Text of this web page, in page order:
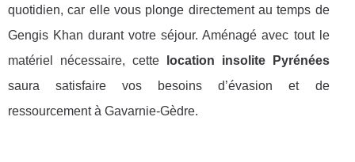
quotidien, car elle vous plonge directement au temps de
Gengis Khan durant votre séjour. Aménagé avec tout le
matériel nécessaire, cette
location insolite Pyrénées
saura satisfaire vos besoins d’évasion et de
ressourcement à Gavarnie-Gèdre.